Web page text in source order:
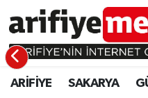
ARİFİYE SAKARYA
ARİFİYE
SAKARYA
ARİFİYE
GÜNDEM
Sakarya Hava
Sakarya Namaz